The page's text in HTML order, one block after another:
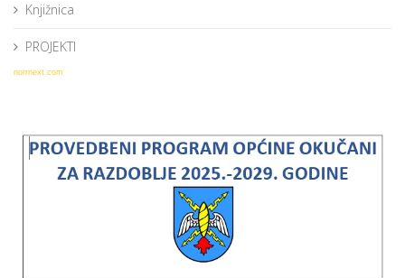
Knjižnica
PROJEKTI
norrnext.com